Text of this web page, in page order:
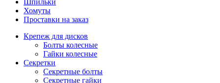
Шпильки
Хомуты
Проставки на заказ
Крепеж для дисков
Болты колесные
Гайки колесные
Секретки
Секретные болты
Секретные гайки